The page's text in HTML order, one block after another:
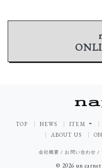
TOP NEWS ITEM
ABOUT US
会社概要 /お問い合わせ /
© 2026 un